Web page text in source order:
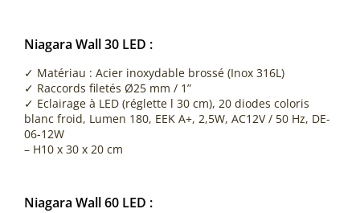
Niagara Wall 30 LED :
✓ Matériau : Acier inoxydable brossé (Inox 316L)
✓ Raccords filetés Ø25 mm / 1”
✓ Eclairage à LED (réglette l 30 cm), 20 diodes coloris
blanc froid, Lumen 180, EEK A+, 2,5W, AC12V / 50 Hz, DE-
06-12W
– H10 x 30 x 20 cm
Niagara Wall 60 LED :